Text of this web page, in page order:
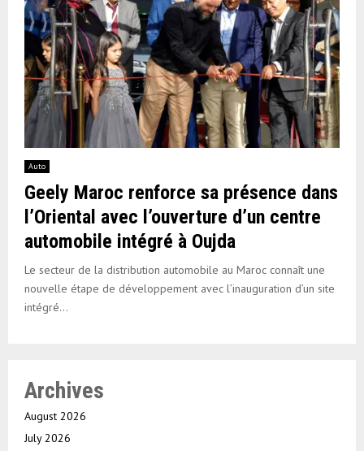
Auto
Geely Maroc renforce sa présence dans
l’Oriental avec l’ouverture d’un centre
automobile intégré à Oujda
Le secteur de la distribution automobile au Maroc connaît une
nouvelle étape de développement avec l’inauguration d’un site
intégré...
Archives
August 2026
July 2026